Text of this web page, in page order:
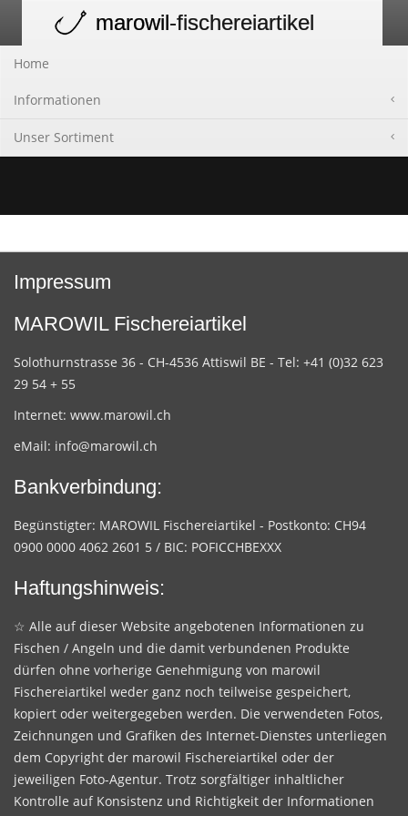
navigation
marowil-fischereiartikel
Home
Informationen
Unser Sortiment
Impressum
MAROWIL Fischereiartikel
Solothurnstrasse 36 - CH-4536 Attiswil BE - Tel: +41 (0)32 623
29 54 + 55
Internet: www.marowil.ch
eMail: info@marowil.ch
Bankverbindung:
Begünstigter: MAROWIL Fischereiartikel - Postkonto: CH94
0900 0000 4062 2601 5 / BIC: POFICCHBEXXX
Haftungshinweis:
☆ Alle auf dieser Website angebotenen Informationen zu
Fischen / Angeln und die damit verbundenen Produkte
dürfen ohne vorherige Genehmigung von marowil
Fischereiartikel weder ganz noch teilweise gespeichert,
kopiert oder weitergegeben werden. Die verwendeten Fotos,
Zeichnungen und Grafiken des Internet-Dienstes unterliegen
dem Copyright der marowil Fischereiartikel oder der
jeweiligen Foto-Agentur. Trotz sorgfältiger inhaltlicher
Kontrolle auf Konsistenz und Richtigkeit der Informationen